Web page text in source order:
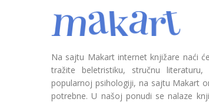
Na sajtu Makart internet knjižare naći
tražite beletristiku, stručnu
popularnoj psihologiji, na sajtu Makart
potrebne. U našoj ponudi se nalaze